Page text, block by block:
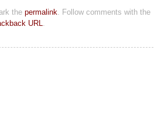
the permalink. Follow comments with the
URL.